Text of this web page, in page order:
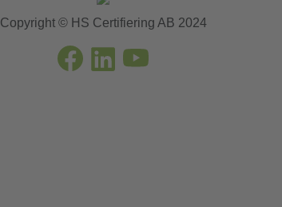
Copyright © HS Certifiering AB 2024